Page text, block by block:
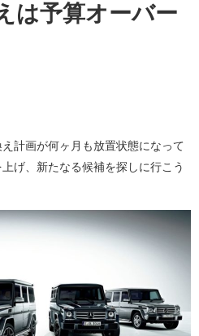
は予算オーバー
計画が何ヶ月も放置状態になって
げ、新たなる候補を探しに行こう